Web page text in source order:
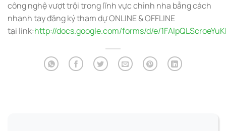
công nghệ vượt trội trong lĩnh vực chỉnh nha bằng cách
nhanh tay đăng ký tham dự ONLINE & OFFLINE
tại link:http://docs.google.com/forms/d/e/